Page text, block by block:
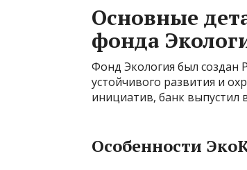
Основные
фонда
Фонд Экология был создан
устойчивого развития и
инициатив, банк
Особенности